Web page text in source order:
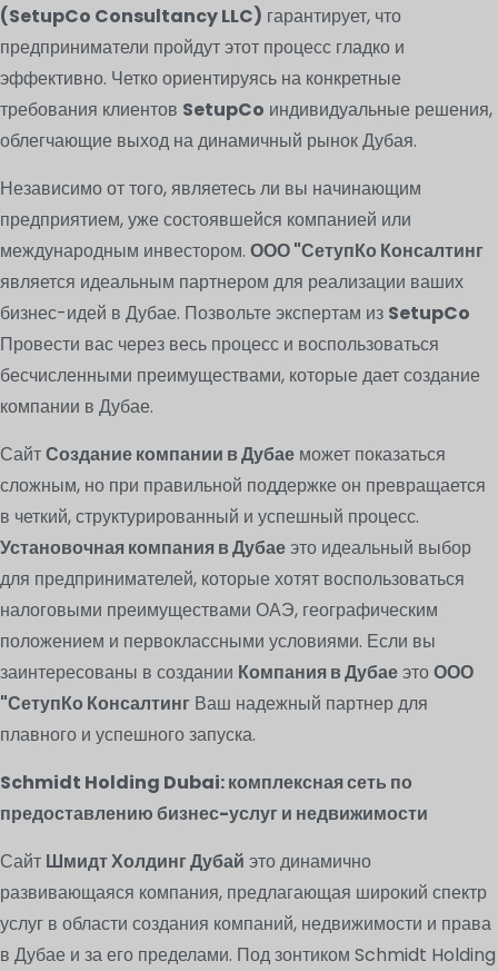
(SetupCo Consultancy LLC) гарантирует, что
предприниматели пройдут этот процесс гладко и
эффективно. Четко ориентируясь на конкретные
требования клиентов SetupCo индивидуальные решения,
облегчающие выход на динамичный рынок Дубая.
Независимо от того, являетесь ли вы начинающим
предприятием, уже состоявшейся компанией или
международным инвестором. ООО "СетупКо Консалтинг
является идеальным партнером для реализации ваших
бизнес-идей в Дубае. Позвольте экспертам из SetupCo
Провести вас через весь процесс и воспользоваться
бесчисленными преимуществами, которые дает создание
компании в Дубае.
СайтСоздание компании в Дубае может показаться
сложным, но при правильной поддержке он превращается
в четкий, структурированный и успешный процесс.
Установочная компания в Дубаеэто идеальный выбор
для предпринимателей, которые хотят воспользоваться
налоговыми преимуществами ОАЭ, географическим
положением и первоклассными условиями. Если вы
заинтересованы в создании Компания в ДубаеэтоООО
"СетупКо Консалтинг Ваш надежный партнер для
плавного и успешного запуска.
Schmidt Holding Dubai: комплексная сеть по
предоставлению бизнес-услуг и недвижимости
Сайт Шмидт Холдинг Дубай это динамично
развивающаяся компания, предлагающая широкий спектр
услуг в области создания компаний, недвижимости и права
в Дубае и за его пределами. Под зонтиком Schmidt Holding